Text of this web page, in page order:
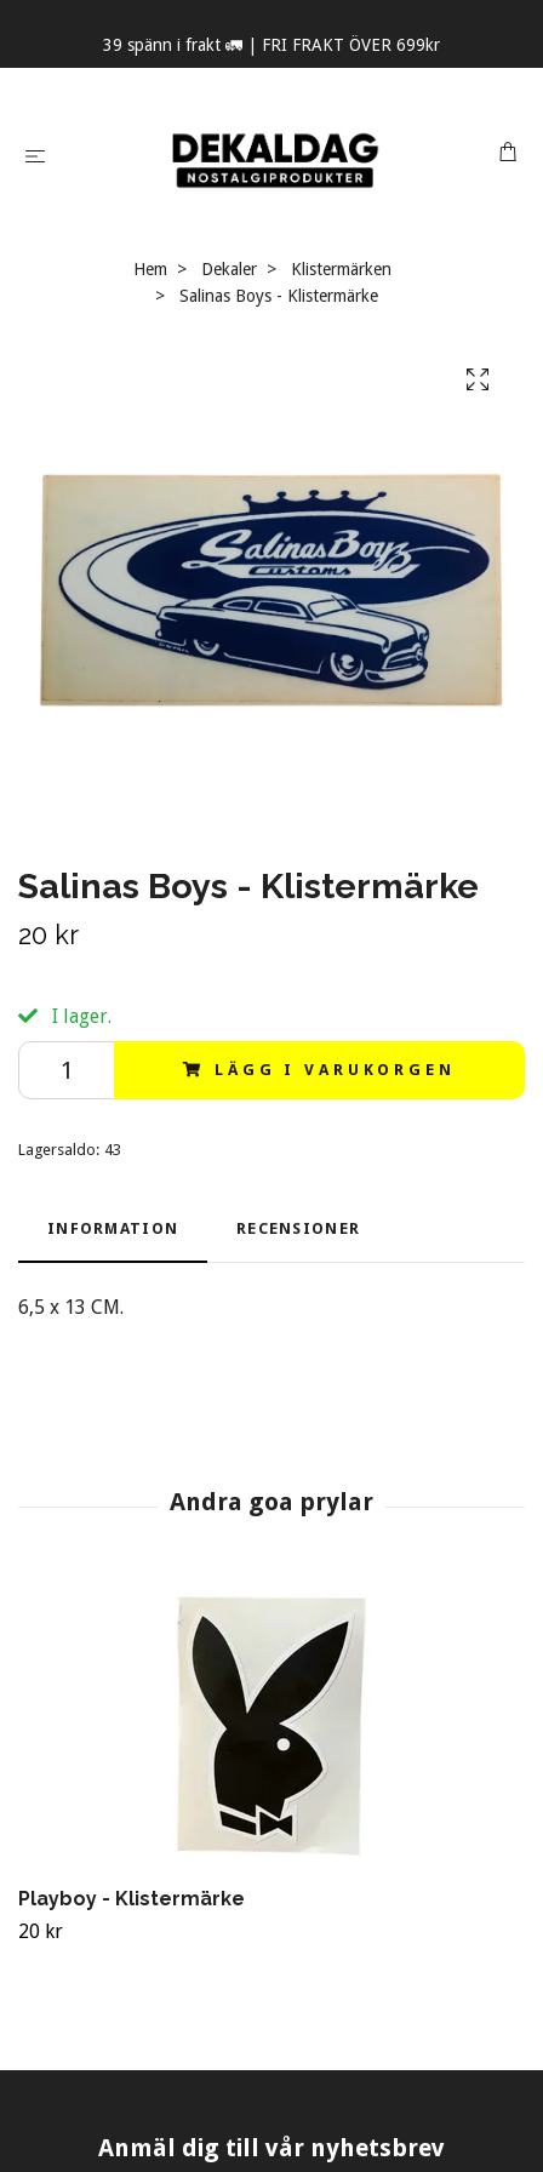
39 spänn i frakt 🚛 | FRI FRAKT ÖVER 699kr
Hem Dekaler
Klistermärken
Salinas Boys - Klistermärke
Salinas Boys - Klistermärke
20 kr
I lager.
LÄGG I VARUKORGEN
Lagersaldo: 43
INFORMATION RECENSIONER
6,5 x 13 CM.
Playboy - Klistermärke
20 kr
Anmäl dig till vår nyhetsbrev